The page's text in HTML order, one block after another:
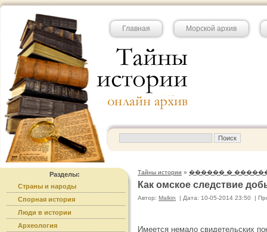
Главная Морской архив
Разделы:
Страны и народы
Спорная история
Люди в истории
Археология
Тайны истории » ������ �
Как омское следствие
Автор: Malkin | Дата: 10-05-2014 23:50 |
Имеется немало свидетельских